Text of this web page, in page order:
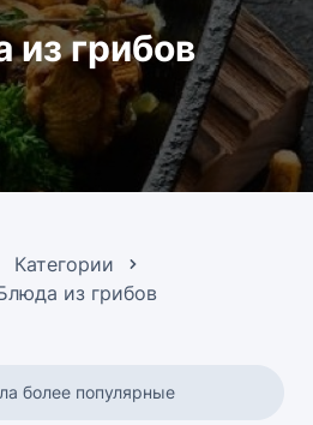
из грибов
Категории
из грибов
более популярные